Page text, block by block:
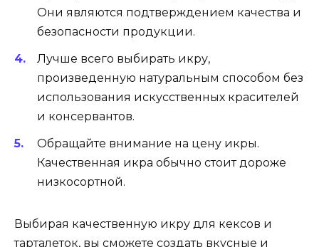
Они являются подтверждением качества и
безопасности продукции.
Лучше всего выбирать икру,
произведенную натуральным способом без
использования искусственных красителей
и консервантов.
Обращайте внимание на цену икры.
Качественная икра обычно стоит дороже
низкосортной.
Выбирая качественную икру для кексов и
тарталеток, вы сможете создать вкусные и